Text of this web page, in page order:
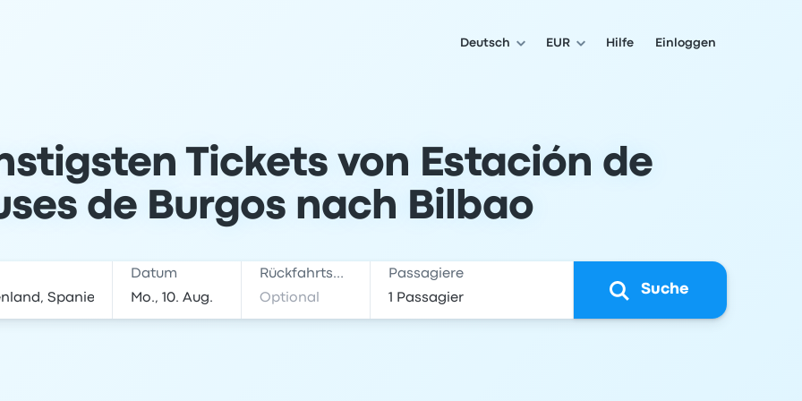
Deutsch EUR Hilfe Einloggen
Tickets von Estación de
de Burgos nach Bilbao
Datum Rückfahrtsdatum Passagiere
Suche